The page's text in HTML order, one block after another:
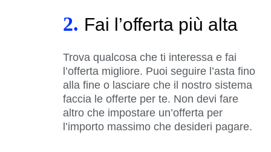
2. Fai l’offerta più alta
Trova qualcosa che ti interessa e fai
l’offerta migliore. Puoi seguire l’asta fino
alla fine o lasciare che il nostro sistema
faccia le offerte per te. Non devi fare
altro che impostare un’offerta per
l’importo massimo che desideri pagare.